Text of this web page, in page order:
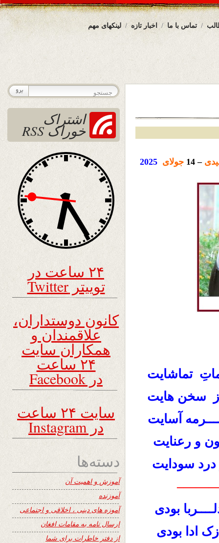
لینکهای مهم اخبار تازه تماس با ما
– 14 جولای 2025
تماشایت
سخن هایت
آسایت
و رعنایت
درد سودایت
بودی
ادا بودی
اشتراک
خوراک RSS
۲۴ ساعت در
توییتر Twitter
کانون دوستداران،
علاقمندان و
همکاران سایت
۲۴ ساعت
در Facebook
سایت ۲۴ ساعت
در Instagram
دسته‌ها
آموزش و اهمیت آن
آموزنده
آموزه های دینی ، اخلاقی و اجتماعی
ارسال نامه به مقامات افغان
از دفتر خاطرات برای شما